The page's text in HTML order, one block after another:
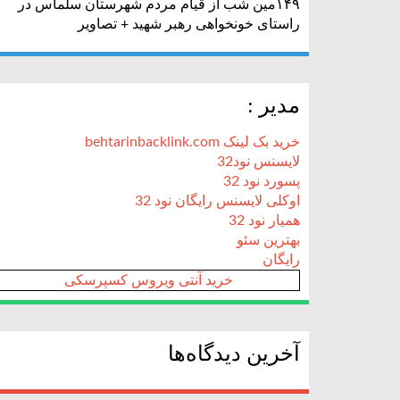
۱۴۹مین شب از قیام مردم شهرستان سلماس در
راستای خونخواهی رهبر شهید + تصاویر
مدیر :
خرید بک لینک behtarinbacklink.com
لایسنس نود32
پسورد نود 32
اوکلی لایسنس رایگان نود 32
همیار نود 32
بهترین سئو
رایگان
خرید آنتی ویروس کسپرسکی
آخرین دیدگاه‌ها